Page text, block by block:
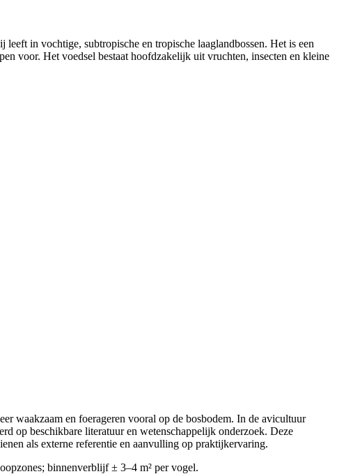
in vochtige, subtropische en tropische laaglandbossen. Het is een
voor. Het voedsel bestaat hoofdzakelijk uit vruchten, insecten en kleine
waakzaam en foerageren vooral op de bosbodem. In de avicultuur
op beschikbare literatuur en wetenschappelijk onderzoek. Deze
als externe referentie en aanvulling op praktijkervaring.
binnenverblijf ± 3–4 m² per vogel.